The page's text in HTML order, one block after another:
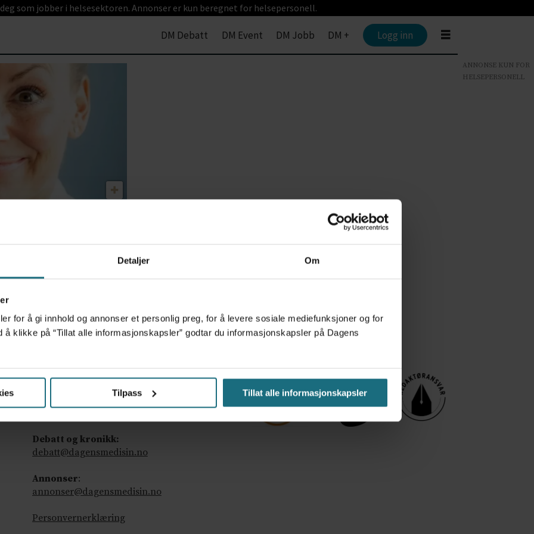
Detaljer Om
for å gi innhold og annonser et personlig preg, for å levere sosiale mediefunksjoner og for
å klikke på “Tillat alle informasjonskapsler” godtar du informasjonskapsler på Dagens
Tilpass Tillat alle informasjonskapsler
som jobber i helsesektoren. Annonser er kun beregnet for helsepersonell.
DM Debatt DM Event DM Jobb DM + Logg inn
gjøres
jo ikke
ANNONSE KUN FOR
HELSEPERSONELL
Debatt og kronikk:
debatt@dagensmedisin.no
Annonser:
annonser@dagensmedisin.no
Personvernerklæring